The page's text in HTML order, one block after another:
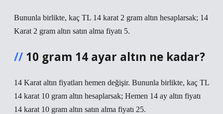
Bununla birlikte, kaç TL 14 karat 2 gram altın hesaplarsak; 14
Karat 2 gram altın satın alma fiyatı 5.
10 gram 14 ayar altın ne kadar?
14 Karat altın fiyatları hemen değişir. Bununla birlikte, kaç TL
14 karat 10 gram altın hesaplarsak; Hemen 14 ay altın fiyatı
14 karat 10 gram altın satın alma fiyatı 25.